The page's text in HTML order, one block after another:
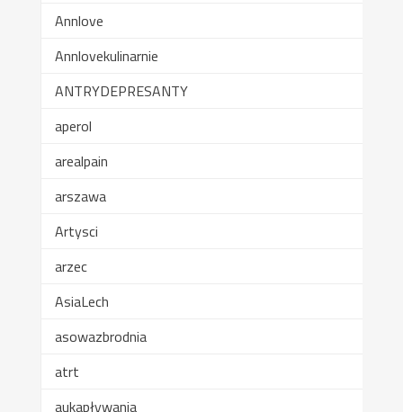
Annlove
Annlovekulinarnie
ANTRYDEPRESANTY
aperol
arealpain
arszawa
Artysci
arzec
AsiaLech
asowazbrodnia
atrt
aukapływania